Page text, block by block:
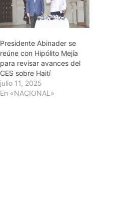
Presidente Abinader se
reúne con Hipólito Mejía
para revisar avances del
CES sobre Haití
julio 11, 2025
En «NACIONAL»